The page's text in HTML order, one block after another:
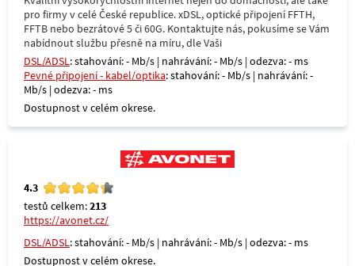
pro firmy v celé České republice. xDSL, optické připojení FFTH,
FFTB nebo bezrátové 5 či 60G. Kontaktujte nás, pokusíme se Vám
nabídnout službu přesně na míru, dle Vaši
DSL/ADSL: stahování: - Mb/s | nahrávání: - Mb/s | odezva: - ms
Pevné připojení - kabel/optika: stahování: - Mb/s | nahrávání: -
Mb/s | odezva: - ms
Dostupnost v celém okrese.
4.3
testů celkem:213
https://avonet.cz/
DSL/ADSL: stahování: - Mb/s | nahrávání: - Mb/s | odezva: - ms
Dostupnost v celém okrese.